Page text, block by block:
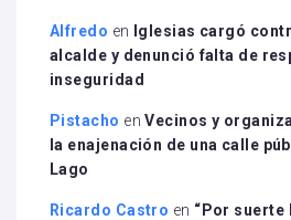
Alfredo en
Iglesias cargó
alcalde y denunció falta de
inseguridad
Pistacho enVecinos y
la enajenación de una calle
Lago
Ricardo Castro en “Por suerte